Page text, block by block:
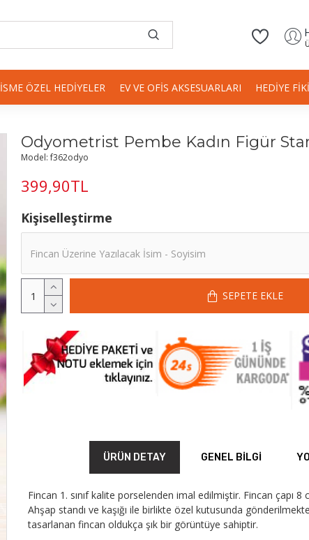
İSME ÖZEL HEDIYELER EV VE OFIS AKSESUARLARI HEDIYE
Odyometrist Pembe Kadın Figür
399,90TL
Model: f362odyo
Kişiselleştirme
SEPETE EKLE
ÜRÜN DETAY GENEL BILGI
Fincan 1. sınıf kalite porselenden imal edilmiştir. Fincan çapı 8
Ahşap standı ve kaşığı ile birlikte özel kutusunda
tasarlanan fincan oldukça şık bir görüntüye sahiptir.